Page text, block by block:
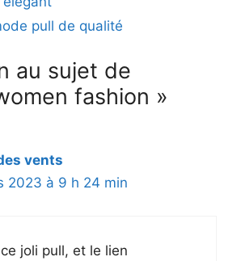
pull de qualité
au sujet de
fashion »
vents
2023 à 9 h 24 min
joli pull, et le lien